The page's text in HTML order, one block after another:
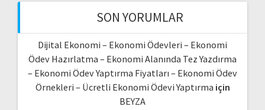
SON YORUMLAR
Dijital Ekonomi – Ekonomi Ödevleri – Ekonomi
Ödev Hazırlatma – Ekonomi Alanında Tez Yazdırma
– Ekonomi Ödev Yaptırma Fiyatları – Ekonomi Ödev
Örnekleri – Ücretli Ekonomi Ödevi Yaptırma için
BEYZA